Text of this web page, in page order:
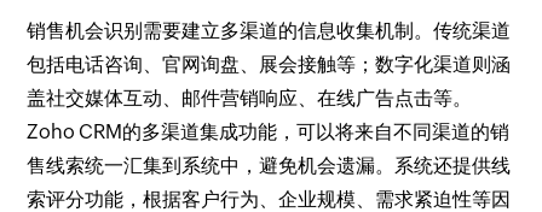
销售机会识别需要建立多渠道的信息收集机制。传统渠道
包括电话咨询、官网询盘、展会接触等；数字化渠道则涵
盖社交媒体互动、邮件营销响应、在线广告点击等。
Zoho CRM的多渠道集成功能，可以将来自不同渠道的销
售线索统一汇集到系统中，避免机会遗漏。系统还提供线
索评分功能，根据客户行为、企业规模、需求紧迫性等因